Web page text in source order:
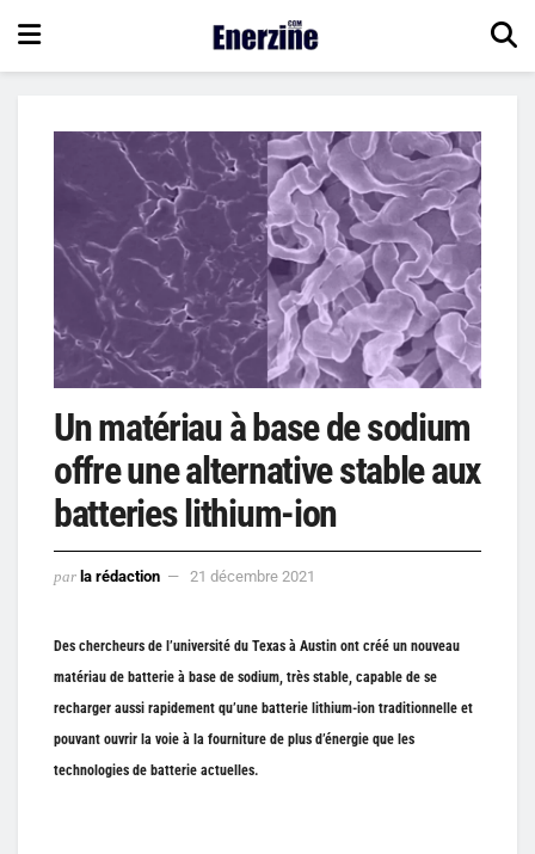
Un matériau à base de sodium
offre une alternative stable aux
batteries lithium-ion
par la rédaction 21 décembre 2021
Des chercheurs de l’université du Texas à Austin ont créé un nouveau
matériau de batterie à base de sodium, très stable, capable de se
recharger aussi rapidement qu’une batterie lithium-ion traditionnelle et
pouvant ouvrir la voie à la fourniture de plus d’énergie que les
technologies de batterie actuelles.